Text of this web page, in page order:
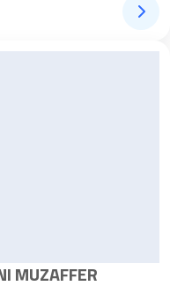
MUZAFFER